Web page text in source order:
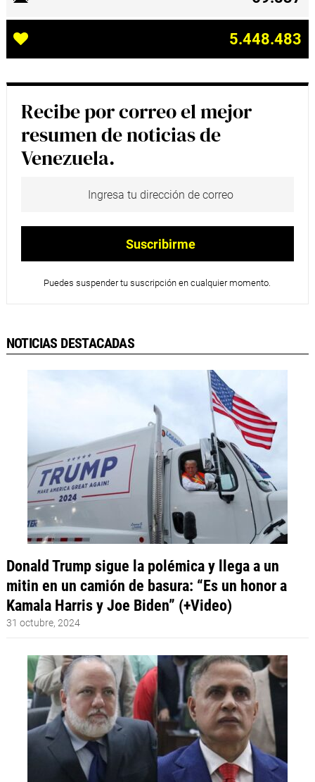
5.448.483
Recibe por correo el mejor
resumen de noticias de
Venezuela.
Puedes suspender tu suscripción en cualquier momento.
NOTICIAS DESTACADAS
Donald Trump sigue la polémica y llega a un
mitin en un camión de basura: “Es un honor a
Kamala Harris y Joe Biden” (+Video)
31 octubre, 2024